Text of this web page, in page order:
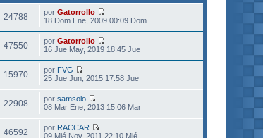
24788 por Gatorrollo
18 Dom Ene, 2009 00:09 Dom
47550 por Gatorrollo
16 Jue May, 2019 18:45 Jue
15970 por FVG
25 Jue Jun, 2015 17:58 Jue
22908 por samsolo
08 Mar Ene, 2013 15:06 Mar
46592 por RACCAR
09 Mié Nov, 2011 22:10 Mié